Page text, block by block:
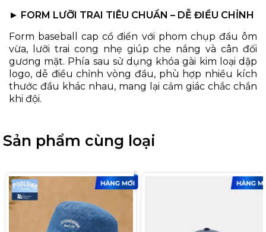
► FORM LƯỠI TRAI TIÊU CHUẨN – DỄ ĐIỀU CHỈNH
Form baseball cap cổ điển với phom chụp đầu ôm
vừa, lưỡi trai cong nhẹ giúp che nắng và cân đối
gương mặt. Phía sau sử dụng khóa gài kim loại dập
logo, dễ điều chỉnh vòng đầu, phù hợp nhiều kích
thước đầu khác nhau, mang lại cảm giác chắc chắn
khi đội.
Sản phẩm cùng loại